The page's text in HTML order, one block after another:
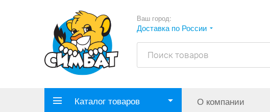
Ваш город:
Доставка по России
Каталог товаров О компании